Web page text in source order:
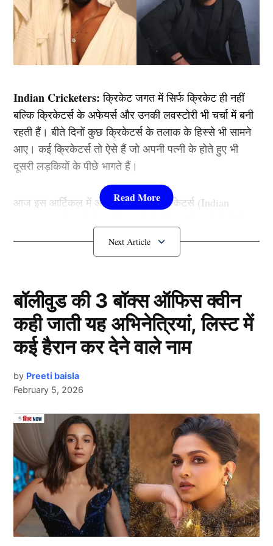
Indian Cricketers: क्रिकेट जगत में सिर्फ क्रिकेट ही नहीं
बल्कि क्रिकेटर्स के अफेयर्स और उनकी लवस्टोरी भी चर्चा में बनी
रहती हैं। बीते दिनों कुछ क्रिकेटर्स के तलाक के हिस्से भी सामने
आए। कई क्रिकेटर्स तो ऐसे हैं जो अपनी पत्नी के होते हुए भी
दूसरी लड़कियों के पीछे भागते हैं।
आज इस आर्टिकल में आपको ऐसे ही 3 क्रिकेटर्स (Indian
भी दूसरी लड़कियों के साथ इश्क लड़ाते हैं।
Hardik Pandya
इस लिस्ट में सबसे पहला नाम आता है टीम इंडिया (Indian
Cricketers) के स्टार ऑलराउंडर हार्दिक पांड्या का। हार्दिक
अपनी प्रोफेशनल लाइफ से ज्यादा पर्सनल लाइफ को लेकर चर्चा में
रहते हैं। अक्सर उन्हें नई-नई हसीनाओं के साथ देखा जाता है।
क्रिकेटर ने नताशा स्टेनकोविक से शादी रचाई थी। हाल ही में
Next Article
बॉलीवुड की 3 बॉक्स ऑफिस क्वीन
कही जाती यह अभिनेत्रियां, लिस्ट में
कई हैरान कर देने वाले नाम
by Preeti baisla
February 5, 2026